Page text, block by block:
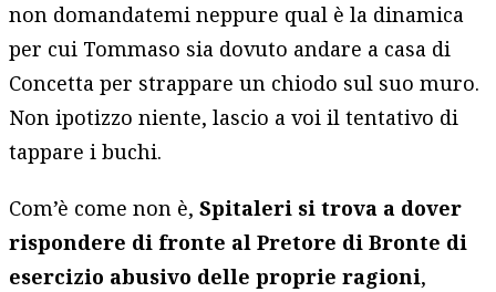
non domandatemi neppure qual è la dinamica
per cui Tommaso sia dovuto andare a casa di
Concetta per strappare un chiodo sul suo muro.
Non ipotizzo niente, lascio a voi il tentativo di
tappare i buchi.
Com’è come non è,Spitaleri si trova a dover
rispondere di fronte al Pretore di Bronte di
esercizio abusivo delle proprie ragioni,